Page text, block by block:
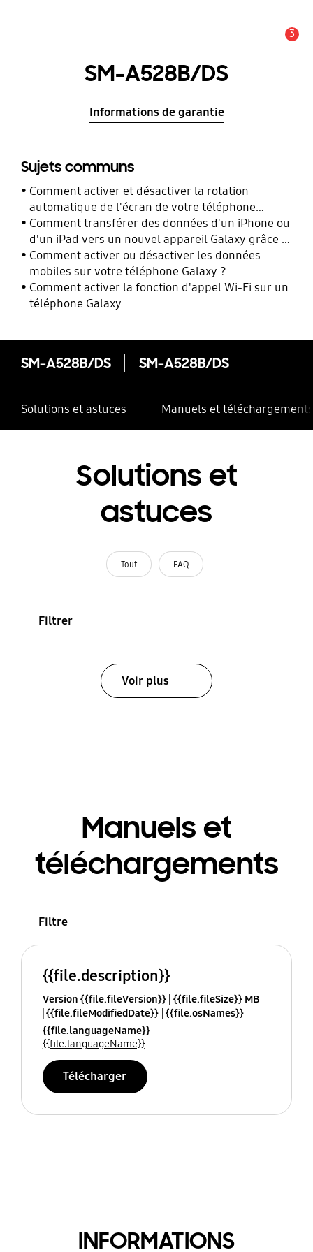
3
SM-A528B/DS
Informations de garantie
Sujets communs
Comment activer et désactiver la rotation
automatique de l'écran de votre téléphone
Galaxy ?
Comment transférer des données d'un iPhone ou
d'un iPad vers un nouvel appareil Galaxy grâce à
Smart Switch ?
Comment activer ou désactiver les données
mobiles sur votre téléphone Galaxy ?
Comment activer la fonction d'appel Wi-Fi sur un
téléphone Galaxy
SM-A528B/DS SM-A528B/DS
Solutions et astuces Manuels et téléchargements
Solutions et
astuces
Tout FAQ
Filtrer
Voir plus
Manuels et
téléchargements
Filtre
{{file.description}}
Version {{file.fileVersion}} {{file.fileSize}} MB
{{file.fileModifiedDate}} {{file.osNames}}
{{file.languageName}}
{{file.languageName}}
Télécharger
INFORMATIONS